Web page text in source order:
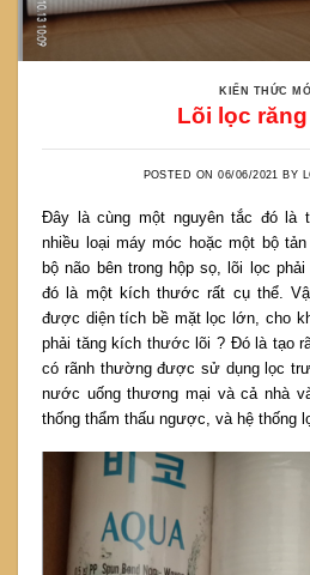
KIẾN THỨC
Lõi lọc
POSTED ON06/06/2021 BY
Đây là cùng một nguyên tắc đó là
nhiều loại máy móc hoặc một bộ
bộ não bên trong hộp sọ, lõi lọc
đó là một kích thước rất cụ thể.
được diện tích bề mặt lọc lớn, cho
phải tăng kích thước lõi ? Đó là tạo
có rãnh thường được sử dụng lọc
nước uống thương mại và cả nhà
thống thẩm thấu ngược, và hệ thống